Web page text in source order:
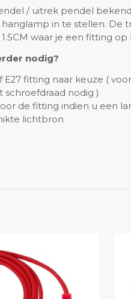
/ uitrek pendel
hanglamp in te stellen.
waar je een fitting
nodig?
E27 fitting naar keuze (
schroefdraad nodig )
de fitting indien u een
lichtbron